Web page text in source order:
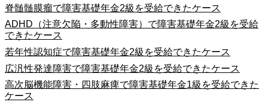
脊髄髄膜瘤で障害基礎年金2級を受給できたケース
ADHD（注意欠陥・多動性障害）で障害基礎年金2級を受給
できたケース
若年性認知症で障害基礎年金2級を受給できたケース
広汎性発達障害で障害基礎年金2級を受給できたケース
高次脳機能障害・四肢麻痺で障害基礎年金1級を受給できた
ケース